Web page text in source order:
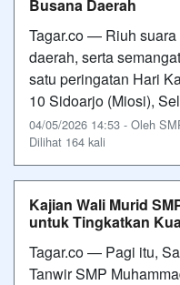
Busana Daerah
Tagar.co — Riuh
daerah, serta
satu peringatan Hari
10 Sidoarjo (Miosi),
04/05/2026 14:53 - Oleh
Dilihat 164 kali
Kajian Wali Murid
untuk Tingkatkan
Tagar.co — ​Pagi itu,
Tanwir SMP